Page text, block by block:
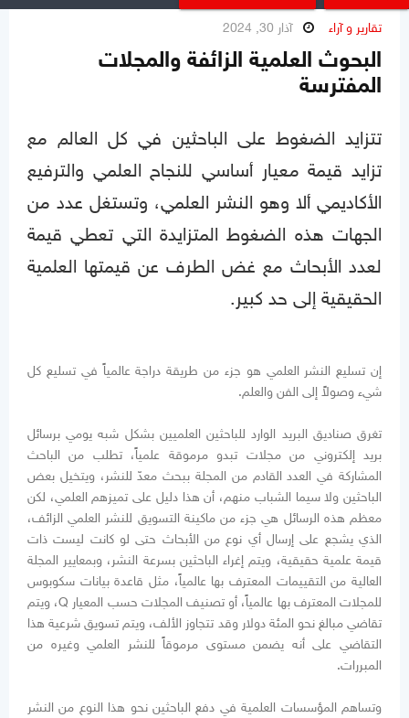
تقارير و آراء آذار 30, 2024
البحوث العلمية الزائفة والمجلات
المفترسة
تتزايد الضغوط على الباحثين في كل العالم مع
تزايد قيمة معيار أساسي للنجاح العلمي والترفيع
الأكاديمي ألا وهو النشر العلمي، وتستغل عدد من
الجهات هذه الضغوط المتزايدة التي تعطي قيمة
لعدد الأبحاث مع غض الطرف عن قيمتها العلمية
الحقيقية إلى حد كبير.
إن تسليع النشر العلمي هو جزء من طريقة دراجة عالمياً في تسليع كل
شيء وصولاً إلى الفن والعلم.
تغرق صناديق البريد الوارد للباحثين العلميين بشكل شبه يومي برسائل
بريد إلكتروني من مجلات تبدو مرموقة علمياً، تطلب من الباحث
المشاركة في العدد القادم من المجلة ببحث معدّ للنشر، ويتخيل بعض
الباحثين ولا سيما الشباب منهم، أن هذا دليل على تميزهم العلمي، لكن
معظم هذه الرسائل هي جزء من ماكينة التسويق للنشر العلمي الزائف،
الذي يشجع على إرسال أي نوع من الأبحاث حتى لو كانت ليست ذات
قيمة علمية حقيقية، ويتم إغراء الباحثين بسرعة النشر، وبمعايير المجلة
العالية من التقييمات المعترف بها عالمياً، مثل قاعدة بيانات سكوبوس
للمجلات المعترف بها عالمياً، أو تصنيف المجلات حسب المعيار Q، ويتم
تقاضي مبالغ نحو المئة دولار وقد تتجاوز الألف، ويتم تسويق شرعية هذا
التقاضي على أنه يضمن مستوى مرموقاً للنشر العلمي وغيره من
المبررات.
وتساهم المؤسسات العلمية في دفع الباحثين نحو هذا النوع من النشر